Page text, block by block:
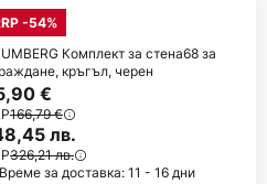
-54%
Комплект за стена68 за
кръгъл, черен
€
166,79 €
лв.
326,21 лв.
Време за доставка: 11 - 16 дни